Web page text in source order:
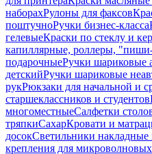
наборахРулоны для факсов
поштучноРучки бизнес-класса
гелевыеКраски по стеклу и
капиллярные, роллеры,
подарочныеРучки шариковые
детскийРучки шариковые
рукРюкзаки для начальной и
старшеклассников и студентов
многоместныеСалфетки
тряпкиСахарКровати и
досокСветильники
крепления для